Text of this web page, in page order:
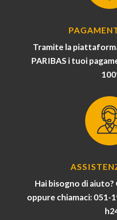
Tramite la
PARIBAS i tuoi
Hai bisogno di
oppure chiamaci: